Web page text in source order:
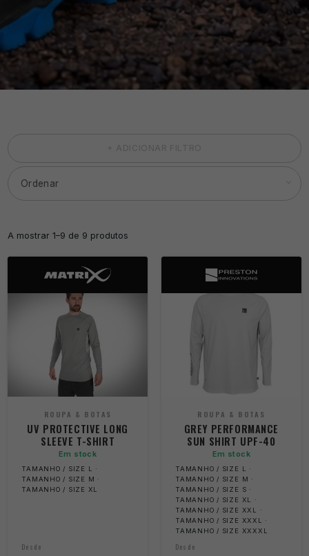
A mostrar 1–9 de 9 produtos
ROUPA & BOTAS
UV PROTECTIVE LONG
SLEEVE T-SHIRT
Em stock
TAMANHO / SIZE L ·
TAMANHO / SIZE M ·
TAMANHO / SIZE XL
Desde
ROUPA & BOTAS
GREY PERFORMANCE
SUN SHIRT UPF-40
Em stock
TAMANHO / SIZE L ·
TAMANHO / SIZE M ·
TAMANHO / SIZE S ·
TAMANHO / SIZE XL ·
TAMANHO / SIZE XXL ·
TAMANHO / SIZE XXXL ·
TAMANHO / SIZE XXXXL
Desde